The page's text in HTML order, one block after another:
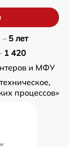
– 5 лет
1 420
и МФУ
процессов»